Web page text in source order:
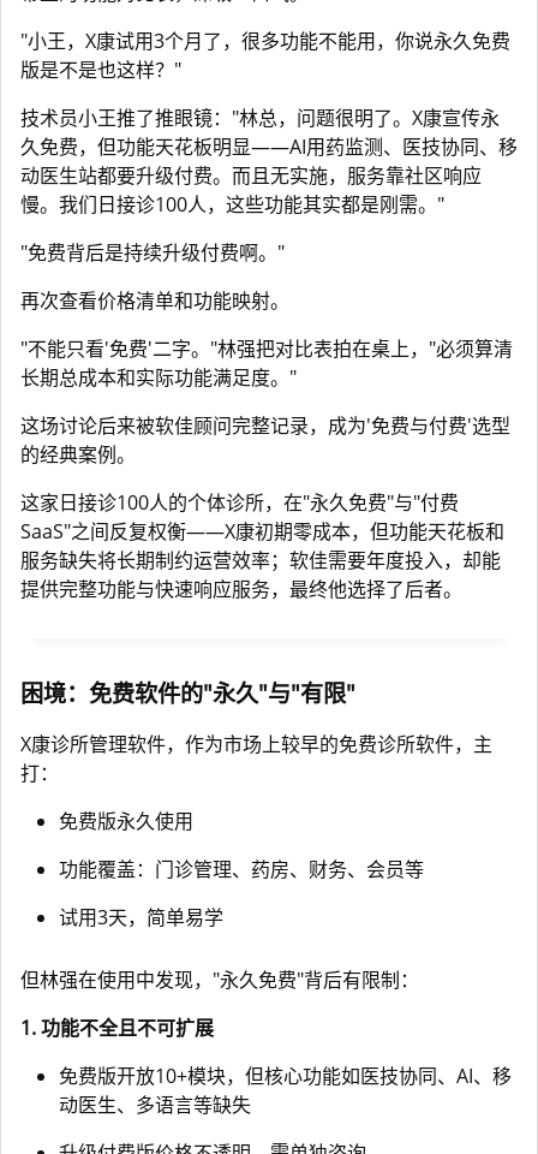
"小王，X康试用3个月了，很多功能不能用，你说永久免费
版是不是也这样？"
技术员小王推了推眼镜："林总，问题很明了。X康宣传永
久免费，但功能天花板明显——AI用药监测、医技协同、移
动医生站都要升级付费。而且无实施，服务靠社区响应
慢。我们日接诊100人，这些功能其实都是刚需。"
"免费背后是持续升级付费啊。"
再次查看价格清单和功能映射。
"不能只看'免费'二字。"林强把对比表拍在桌上，"必须算清
长期总成本和实际功能满足度。"
这场讨论后来被软佳顾问完整记录，成为'免费与付费'选型
的经典案例。
这家日接诊100人的个体诊所，在"永久免费"与"付费
SaaS"之间反复权衡——X康初期零成本，但功能天花板和
服务缺失将长期制约运营效率；软佳需要年度投入，却能
提供完整功能与快速响应服务，最终他选择了后者。
困境：免费软件的"永久"与"有限"
X康诊所管理软件，作为市场上较早的免费诊所软件，主
打：
免费版永久使用
功能覆盖：门诊管理、药房、财务、会员等
试用3天，简单易学
但林强在使用中发现，"永久免费"背后有限制：
1. 功能不全且不可扩展
免费版开放10+模块，但核心功能如医技协同、AI、移
动医生、多语言等缺失